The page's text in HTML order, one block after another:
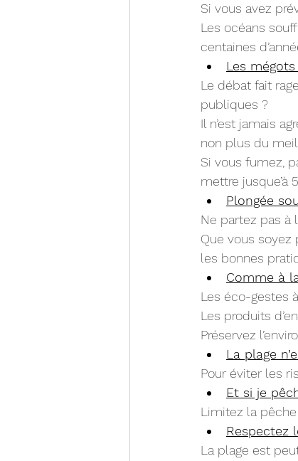
Si vous avez
Les océans
centaines
Les
Le débat fait
publiques ?
Il n’est jamais
non plus du
Si vous fumez,
mettre jusque’à
Plongée
Ne partez pas à
Que vous
les bonnes
Comme à
Les éco-gestes
Les produits
Préservez
La plage
Pour éviter les
Et si je
Limitez la
Respectez
La plage est